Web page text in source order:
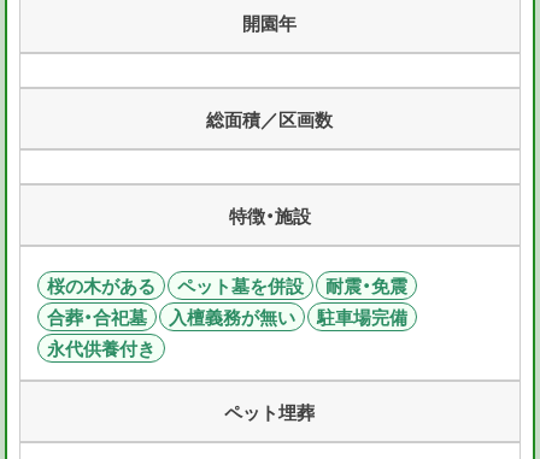
開園年
総面積／区画数
特徴・施設
桜の木がある ペット墓を併設
耐震・免震
合葬・合祀墓
入檀義務が無い
駐車場完備
永代供養付き
ペット埋葬